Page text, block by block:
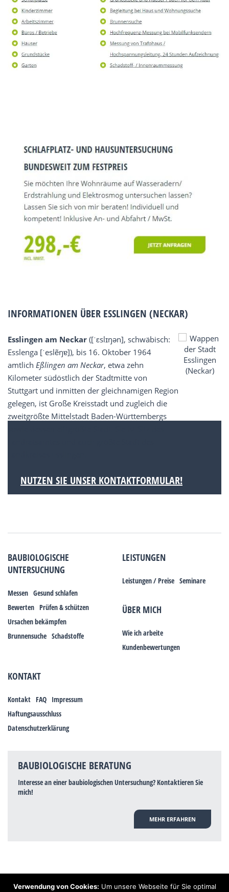
INFORMATIONEN ÜBER ESSLINGEN (NECKAR)
Esslingen am Neckar ([ˈɛslɪŋən], schwäbisch:
Esslenga [ˈeslẽŋɐ]), bis 16. Oktober 1964
amtlich Eßlingen am Neckar, etwa zehn
Kilometer südöstlich der Stadtmitte von
Stuttgart und inmitten der gleichnamigen Region
gelegen, ist Große Kreisstadt und zugleich die
zweitgrößte Mittelstadt Baden-Württembergs
NUTZEN SIE UNSER KONTAKTFORMULAR!
BAUBIOLOGISCHE
UNTERSUCHUNG
Messen Gesund schlafen
Bewerten Prüfen & schützen
Ursachen bekämpfen
Brunnensuche Schadstoffe
LEISTUNGEN
Leistungen / Preise Seminare
ÜBER MICH
Wie ich arbeite
Kundenbewertungen
KONTAKT
Kontakt FAQ Impressum
Haftungsausschluss
Datenschutzerklärung
BAUBIOLOGISCHE BERATUNG
Interesse an einer baubiologischen Untersuchung? Kontaktieren Sie
mich!
MEHR ERFAHREN
Verwendung von Cookies: Um unsere Webseite für Sie optimal